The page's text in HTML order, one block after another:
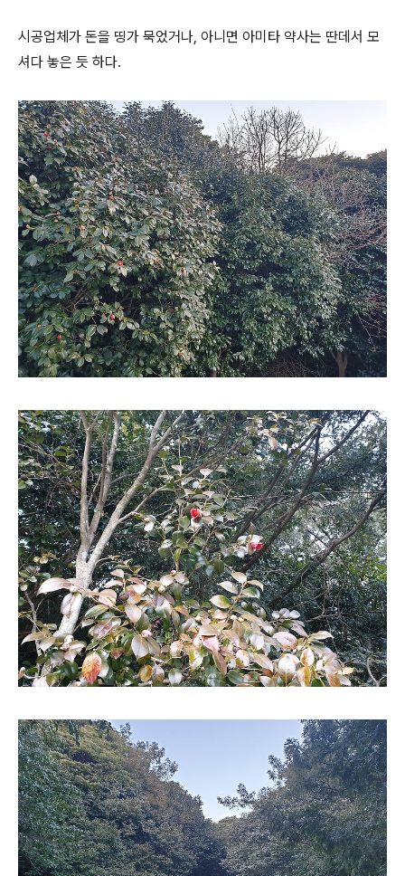
시공업체가 돈을 띵가 묵었거나, 아니면 아미타 약사는 딴데서 모
셔다 놓은 듯 하다.